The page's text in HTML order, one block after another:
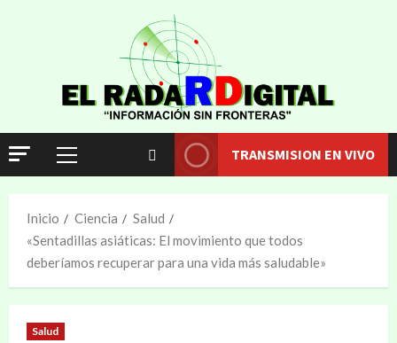
TRANSMISION EN VIVO
Inicio Ciencia
Salud
«Sentadillas asiáticas: El movimiento que todos
deberíamos recuperar para una vida más saludable»
Salud